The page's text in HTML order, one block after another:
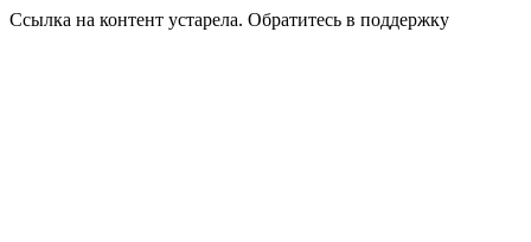
Ссылка на контент устарела. Обратитесь в поддержку